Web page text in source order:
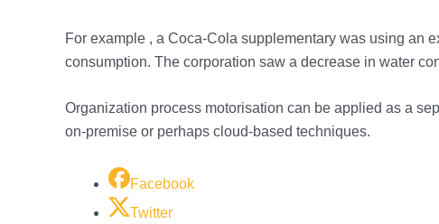
For example , a Coca-Cola supplementary was using an
consumption. The corporation saw a decrease in water
Organization process motorisation can be applied as a
on-premise or perhaps cloud-based techniques.
Facebook
Twitter